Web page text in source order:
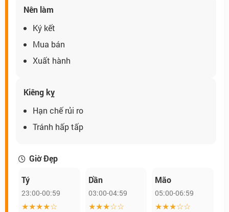
Nên làm
Ký kết
Mua bán
Xuất hành
Kiêng kỵ
Hạn chế rủi ro
Tránh hấp tấp
Giờ Đẹp
Tý
23:00-00:59
★★★★☆
Dần
03:00-04:59
★★★☆☆
Mão
05:00-06:59
★★★☆☆